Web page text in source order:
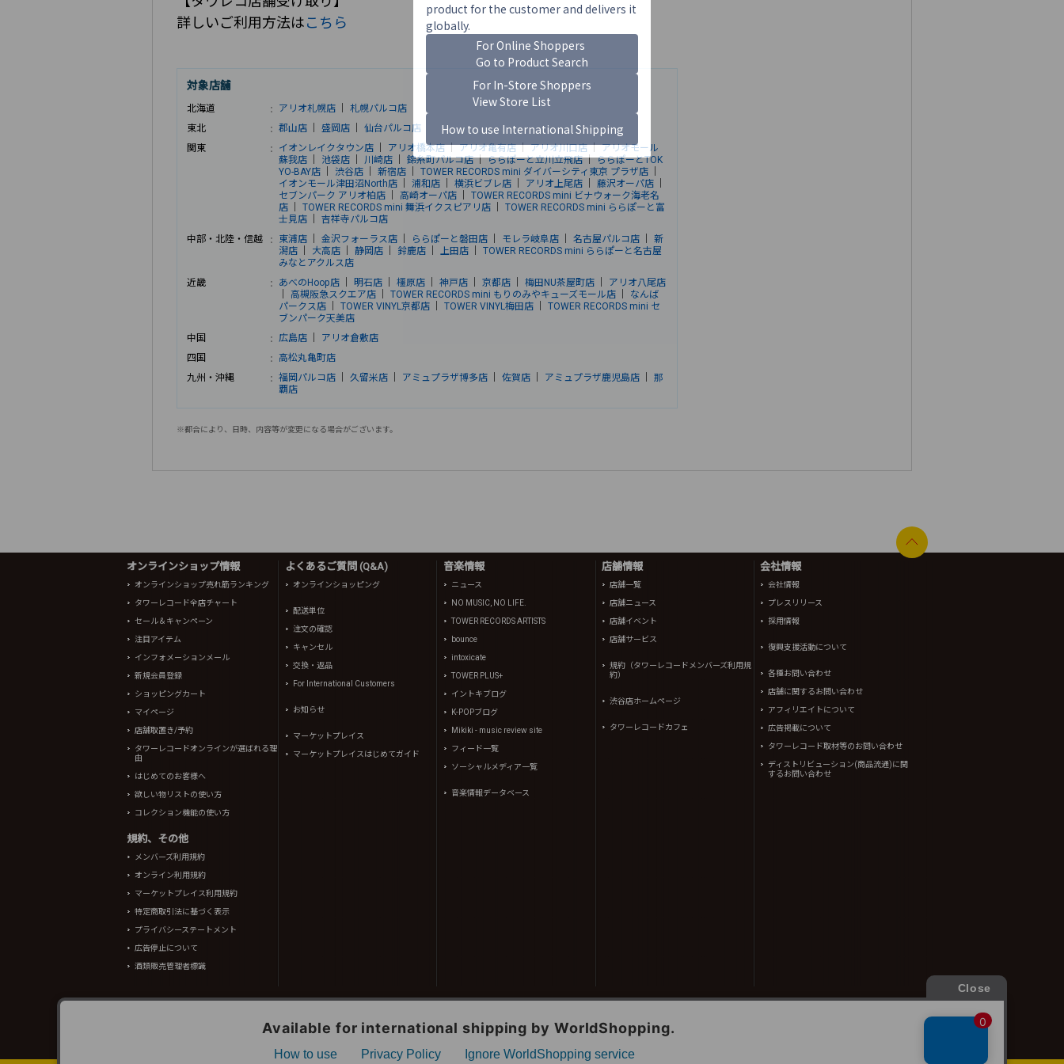
詳しいご利用方法はこちら
対象店舗
北海道 アリオ札幌店
札幌パルコ店
東北
郡山店｜ 盛岡店｜ 仙台パルコ店
関東
イオンレイクタウン店｜ アリオ橋本店｜アリオ亀有店｜アリオ川口店｜アリオモール
蘇我店｜ 池袋店｜ 川崎店｜ 錦糸町パルコ店｜ららぽーと立川立飛店｜ららぽーとTOK
YO-BAY店｜ 渋谷店｜ 新宿店｜ TOWER RECORDS mini ダイバーシティ東京 プラザ店｜
イオンモール津田沼North店｜ 浦和店｜ 横浜ビブレ店｜ アリオ上尾店｜ 藤沢オーパ店｜
セブンパーク アリオ柏店｜ 高崎オーパ店｜ TOWER RECORDS mini ビナウォーク海老名
店｜ TOWER RECORDS mini 舞浜イクスピアリ店｜ TOWER RECORDS mini ららぽーと富
士見店｜ 吉祥寺パルコ店
中部・北陸・信越
東浦店｜ 金沢フォーラス店｜ ららぽーと磐田店｜ モレラ岐阜店｜ 名古屋パルコ店｜ 新
潟店｜ 大高店｜ 静岡店｜ 鈴鹿店｜ 上田店｜ TOWER RECORDS mini ららぽーと名古屋
みなとアクルス店
近畿
あべのHoop店｜ 明石店｜ 橿原店｜ 神戸店｜ 京都店｜ 梅田NU茶屋町店｜ アリオ八尾店
高槻阪急スクエア店｜ TOWER RECORDS mini もりのみやキューズモール店｜ なんば
パークス店｜ TOWER VINYL京都店｜ TOWER VINYL梅田店｜ TOWER RECORDS mini セ
ブンパーク天美店
中国
広島店｜ アリオ倉敷店
四国
高松丸亀町店
九州・沖縄
福岡パルコ店｜ 久留米店｜ アミュプラザ博多店｜ 佐賀店｜ アミュプラザ鹿児島店｜ 那
覇店
※都合により、日時、内容等が変更になる場合がございます。
オンラインショップ情報
オンラインショップ売れ筋ランキング
タワーレコード全店チャート
セール＆キャンペーン
注目アイテム
インフォメーションメール
新規会員登録
ショッピングカート
マイページ
店舗取置き/予約
タワーレコードオンラインが選ばれる理
由
はじめてのお客様へ
欲しい物リストの使い方
コレクション機能の使い方
規約、その他
メンバーズ利用規約
オンライン利用規約
マーケットプレイス利用規約
特定商取引法に基づく表示
プライバシーステートメント
広告停止について
酒類販売管理者標識
よくあるご質問 (Q&A)
オンラインショッピング
配送単位
注文の確認
キャンセル
交換・返品
For International Customers
お知らせ
マーケットプレイス
マーケットプレイスはじめてガイド
音楽情報
ニュース
NO MUSIC, NO LIFE.
TOWER RECORDS ARTISTS
bounce
intoxicate
TOWER PLUS+
イントキブログ
K-POPブログ
Mikiki - music review site
フィード一覧
ソーシャルメディア一覧
音楽情報データベース
店舗情報
店舗一覧
店舗ニュース
店舗イベント
店舗サービス
規約（タワーレコードメンバーズ利用規
約）
渋谷店ホームページ
タワーレコードカフェ
会社情報
会社情報
プレスリリース
採用情報
復興支援活動について
各種お問い合わせ
店舗に関するお問い合わせ
アフィリエイトについて
広告掲載について
タワーレコード取材等のお問い合わせ
ディストリビューション(商品流通)に関
するお問い合わせ
TOWER RECORDS ONLINEに掲載されているすべてのコンテンツ(記事、画像、音声データ等)はタワーレコード株式会社の承諾なしに無断転載することはできません。
情報の一部はRovi Corporation.、japan music data、(株)シーディージャーナルより提供されています。